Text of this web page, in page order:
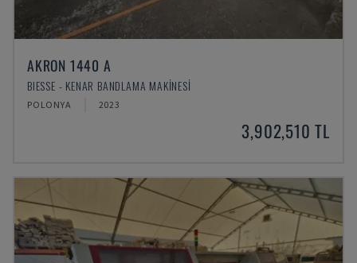
AKRON 1440 A
BIESSE - KENAR BANDLAMA MAKINESI
POLONYA 2023
3,902,510 TL